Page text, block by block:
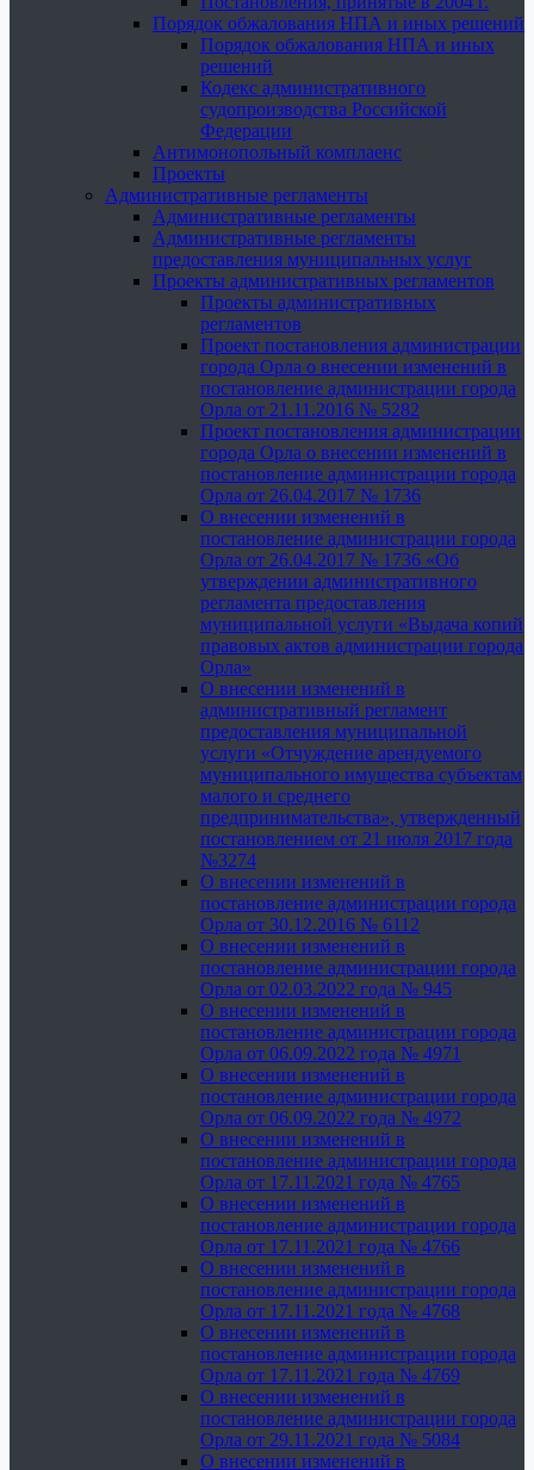
Порядок обжалования НПА и иных решений
Порядок обжалования НПА и иных
решений
Кодекс административного
судопроизводства Российской
Федерации
Антимонопольный комплаенс
Проекты
Административные регламенты
Административные регламенты
Административные регламенты
предоставления муниципальных услуг
Проекты административных регламентов
Проекты административных
регламентов
Проект постановления администрации
города Орла о внесении изменений в
постановление администрации города
Орла от 21.11.2016 № 5282
Проект постановления администрации
города Орла о внесении изменений в
постановление администрации города
Орла от 26.04.2017 № 1736
О внесении изменений в
постановление администрации города
Орла от 26.04.2017 № 1736 «Об
утверждении административного
регламента предоставления
муниципальной услуги «Выдача копий
правовых актов администрации города
Орла»
О внесении изменений в
административный регламент
предоставления муниципальной
услуги «Отчуждение арендуемого
муниципального имущества субъектам
малого и среднего
предпринимательства», утвержденный
постановлением от 21 июля 2017 года
№3274
О внесении изменений в
постановление администрации города
Орла от 30.12.2016 № 6112
О внесении изменений в
постановление администрации города
Орла от 02.03.2022 года № 945
О внесении изменений в
постановление администрации города
Орла от 06.09.2022 года № 4971
О внесении изменений в
постановление администрации города
Орла от 06.09.2022 года № 4972
О внесении изменений в
постановление администрации города
Орла от 17.11.2021 года № 4765
О внесении изменений в
постановление администрации города
Орла от 17.11.2021 года № 4766
О внесении изменений в
постановление администрации города
Орла от 17.11.2021 года № 4768
О внесении изменений в
постановление администрации города
Орла от 17.11.2021 года № 4769
О внесении изменений в
постановление администрации города
Орла от 29.11.2021 года № 5084
О внесении изменений в